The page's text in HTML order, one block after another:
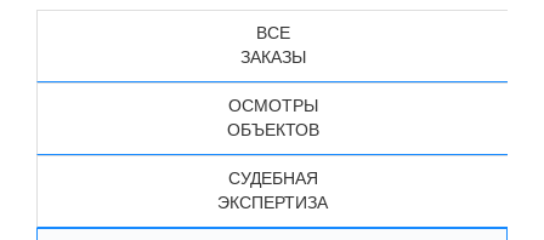
ВСЕ
ЗАКАЗЫ
ОСМОТРЫ
ОБЪЕКТОВ
СУДЕБНАЯ
ЭКСПЕРТИЗА